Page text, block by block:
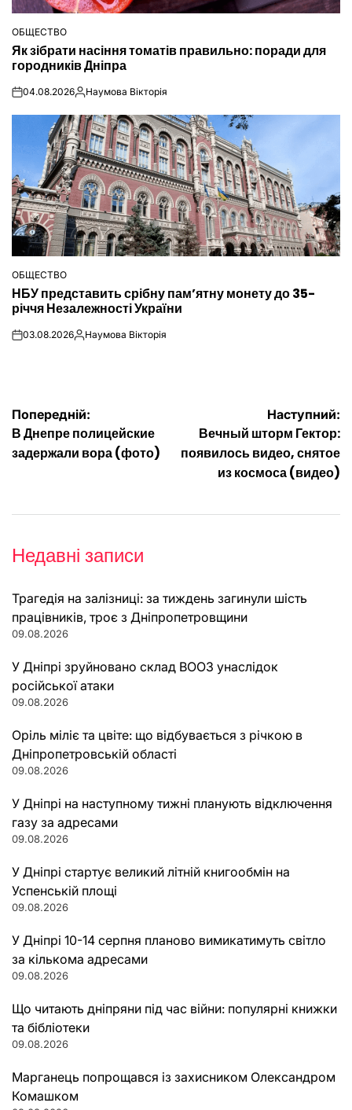
ОПУБЛІКУВАТИ
У
ОБЩЕСТВО
Як зібрати насіння томатів правильно: поради для
городників Дніпра
on04.08.2026Опубліковано
Наумова Вікторія
ОПУБЛІКУВАТИ
У
ОБЩЕСТВО
НБУ представить срібну пам’ятну монету до 35-
річчя Незалежності України
on03.08.2026Опубліковано
Наумова Вікторія
Навігація
записів
Попередній:
В Днепре полицейские
задержали вора (фото)
Наступний:
Вечный шторм Гектор:
появилось видео, снятое
из космоса (видео)
Недавні записи
Трагедія на залізниці: за тиждень загинули шість
працівників, троє з Дніпропетровщини
09.08.2026
У Дніпрі зруйновано склад ВООЗ унаслідок
російської атаки
09.08.2026
Оріль міліє та цвіте: що відбувається з річкою в
Дніпропетровській області
09.08.2026
У Дніпрі на наступному тижні планують відключення
газу за адресами
09.08.2026
У Дніпрі стартує великий літній книгообмін на
Успенській площі
09.08.2026
У Дніпрі 10-14 серпня планово вимикатимуть світло
за кількома адресами
09.08.2026
Що читають дніпряни під час війни: популярні книжки
та бібліотеки
09.08.2026
Марганець попрощався із захисником Олександром
Комашком